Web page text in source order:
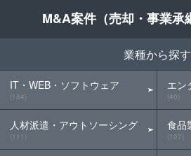
M&A案件（売却・事業承
業種から探す
IT・WEB・ソフトウェア
(184)
人材派遣・アウトソーシング
(111)
エン
(40)
食品
(107)